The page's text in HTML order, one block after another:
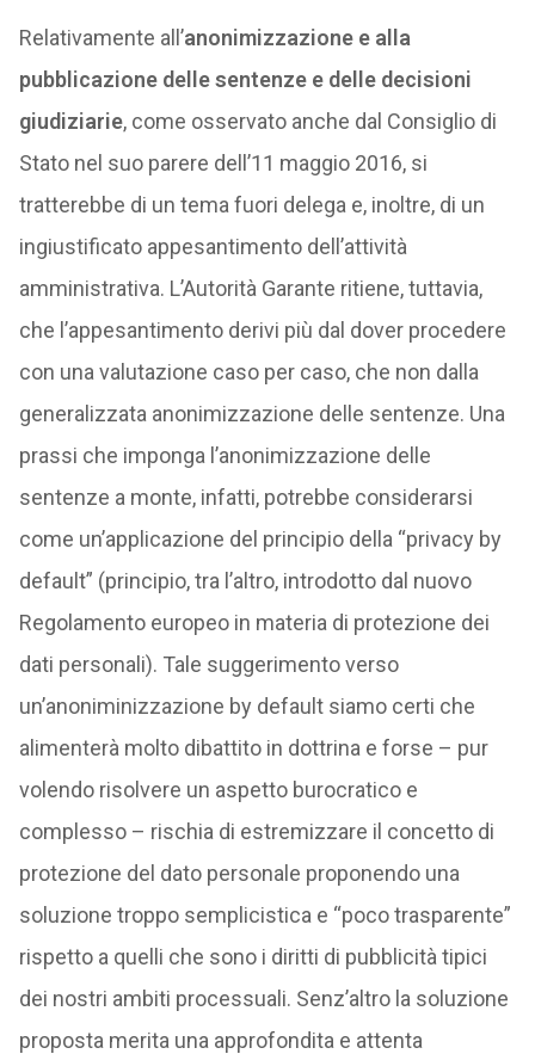
Relativamente all’anonimizzazione e alla
pubblicazione delle sentenze e delle decisioni
giudiziarie, come osservato anche dal Consiglio di
Stato nel suo parere dell’11 maggio 2016, si
tratterebbe di un tema fuori delega e, inoltre, di un
ingiustificato appesantimento dell’attività
amministrativa. L’Autorità Garante ritiene, tuttavia,
che l’appesantimento derivi più dal dover procedere
con una valutazione caso per caso, che non dalla
generalizzata anonimizzazione delle sentenze. Una
prassi che imponga l’anonimizzazione delle
sentenze a monte, infatti, potrebbe considerarsi
come un’applicazione del principio della “privacy by
default” (principio, tra l’altro, introdotto dal nuovo
Regolamento europeo in materia di protezione dei
dati personali). Tale suggerimento verso
un’anoniminizzazione by default siamo certi che
alimenterà molto dibattito in dottrina e forse – pur
volendo risolvere un aspetto burocratico e
complesso – rischia di estremizzare il concetto di
protezione del dato personale proponendo una
soluzione troppo semplicistica e “poco trasparente”
rispetto a quelli che sono i diritti di pubblicità tipici
dei nostri ambiti processuali. Senz’altro la soluzione
proposta merita una approfondita e attenta